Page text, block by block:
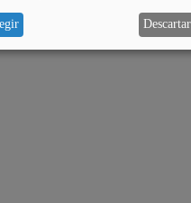
las oportunidades de